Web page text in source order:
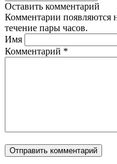
Оставить комментарий
Комментарии появляются
течение пары часов.
Имя
Комментарий *